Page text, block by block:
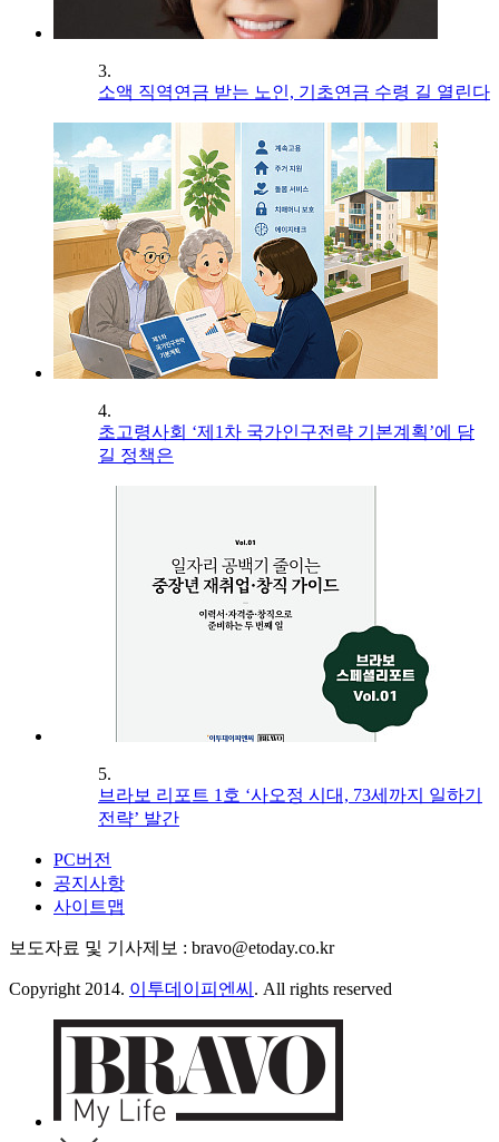
3.
소액 직역연금 받는 노인, 기초연금 수령 길 열린다
4.
초고령사회 ‘제1차 국가인구전략 기본계획’에 담
길 정책은
5.
브라보 리포트 1호 ‘사오정 시대, 73세까지 일하기
전략’ 발간
PC버전
공지사항
사이트맵
보도자료 및 기사제보 : bravo@etoday.co.kr
Copyright 2014. 이투데이피엔씨 . All rights reserved